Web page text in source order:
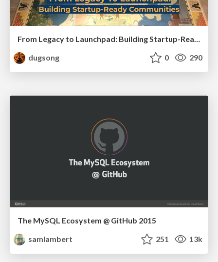
From Legacy to Launchpad: Building Startup-Ready Communities
dugsong
0 290
The MySQL Ecosystem @ GitHub 2015
samlambert
251 13k